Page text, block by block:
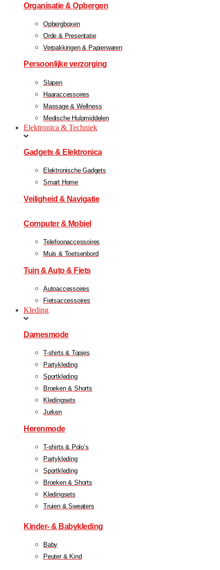
Organisatie & Opbergen
Opbergboxen
Orde & Presentatie
Verpakkingen & Papierwaren
Persoonlijke verzorging
Slapen
Haaraccessoires
Massage & Wellness
Medische Hulpmiddelen
Elektronica & Techniek
Gadgets & Elektronica
Elektronische Gadgets
Smart Home
Veiligheid & Navigatie
Computer & Mobiel
Telefoonaccessoires
Muis & Toetsenbord
Tuin & Auto & Fiets
Autoaccessoires
Fietsaccessoires
Kleding
Damesmode
T-shirts & Topjes
Partykleding
Sportkleding
Broeken & Shorts
Kledingsets
Jurken
Herenmode
T-shirts & Polo’s
Partykleding
Sportkleding
Broeken & Shorts
Kledingsets
Truien & Sweaters
Kinder- & Babykleding
Baby
Peuter & Kind